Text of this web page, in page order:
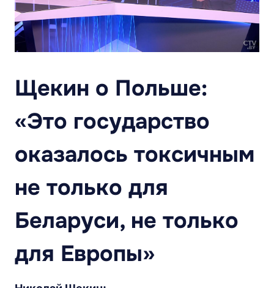
Щекин о Польше:
«Это государство
оказалось токсичным
не только для
Беларуси, не только
для Европы»